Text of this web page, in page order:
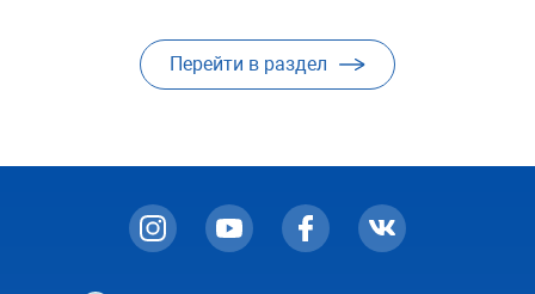
Перейти в раздел